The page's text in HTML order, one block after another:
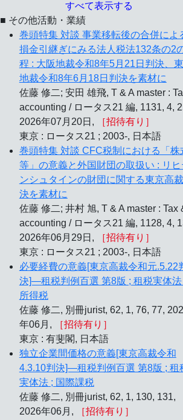
すべて表示する
■ その他活動・業績
巻頭特集 対談 事業移転後の合併によ
損金引継ぎにみる法人税法132条の2
程 : 大阪地裁令和8年5月21日判決、
地裁令和8年6月18日判決を素材に
佐藤 修二; 安田 雄飛, T & A master :
accounting / ロータス21 編, 1131, 4,
2026年07月20日,
［招待有り］
東京 : ロータス21 ; 2003-, 日本語
巻頭特集 対談 CFC税制における「株
等」の意義と外国財団の取扱い : リヒ
ンシュタインの財団に関する東京高
決を素材に
佐藤 修二; 井村 旭, T & A master : Tax
accounting / ロータス21 編, 1128, 4,
2026年06月29日,
［招待有り］
東京 : ロータス21 ; 2003-, 日本語
必要経費の意義[東京高裁令和元.5.22
決]—租税判例百選 第8版 ; 租税実体法
所得税
佐藤 修二, 別冊jurist, 62, 1, 76, 77,
年06月,
［招待有り］
東京 : 有斐閣, 日本語
独立企業間価格の意義[東京高裁令和
4.3.10判決]—租税判例百選 第8版 ; 租
実体法 ; 国際課税
佐藤 修二, 別冊jurist, 62, 1, 130, 131,
2026年06月,
［招待有り］